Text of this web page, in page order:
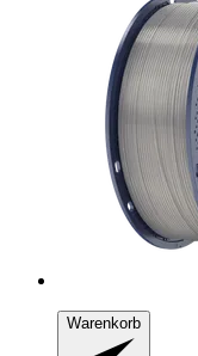
Warenkorb